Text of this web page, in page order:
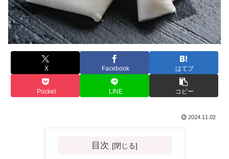
X Facebook はてブ
Pocket LINE コピー
2024.11.02
目次